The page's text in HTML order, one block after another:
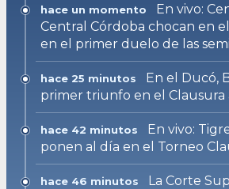
hace un momento
En vivo:
Central Córdoba chocan en
en el primer duelo de las
hace 25 minutos
En el Ducó,
primer triunfo en el
hace 42 minutos
En vivo:
ponen al día en el Torneo
hace 46 minutos
La Corte